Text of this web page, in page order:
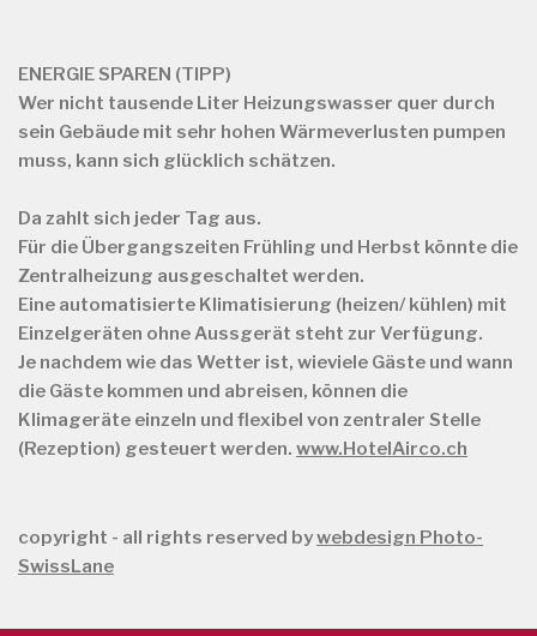
ENERGIE SPAREN (TIPP)
Wer nicht tausende Liter Heizungswasser quer durch
sein Gebäude mit sehr hohen Wärmeverlusten pumpen
muss, kann sich glücklich schätzen.
Da zahlt sich jeder Tag aus.
Für die Übergangszeiten Frühling und Herbst könnte die
Zentralheizung ausgeschaltet werden.
Eine automatisierte Klimatisierung (heizen/ kühlen) mit
Einzelgeräten ohne Aussgerät steht zur Verfügung.
Je nachdem wie das Wetter ist, wieviele Gäste und wann
die Gäste kommen und abreisen, können die
Klimageräte einzeln und flexibel von zentraler Stelle
(Rezeption) gesteuert werden. www.HotelAirco.ch
copyright - all rights reserved bywebdesign Photo-
SwissLane